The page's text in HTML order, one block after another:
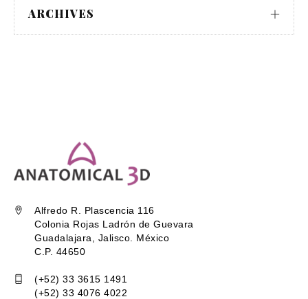
ARCHIVES
Alfredo R. Plascencia 116
Colonia Rojas Ladrón de Guevara
Guadalajara, Jalisco. México
C.P. 44650
(+52) 33 3615 1491
(+52) 33 4076 4022